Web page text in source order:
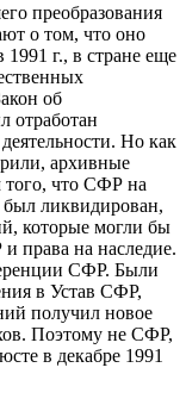
преобразования
о том, что оно
г., в стране еще
об
отработан
Но как
архивные
что СФР на
был ликвидирован,
которые могли бы
права на наследие.
СФР. Были
в Устав СФР,
получил новое
Поэтому не СФР,
в декабре 1991